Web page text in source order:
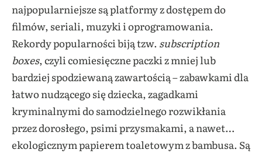
najpopularniejsze są platformy z dostępem do
filmów, seriali, muzyki i oprogramowania.
Rekordy popularności biją tzw. subscription
boxes, czyli comiesięczne paczki z mniej lub
bardziej spodziewaną zawartością – zabawkami dla
łatwo nudzącego się dziecka, zagadkami
kryminalnymi do samodzielnego rozwikłania
przez dorosłego, psimi przysmakami, a nawet…
ekologicznym papierem toaletowym z bambusa. Są